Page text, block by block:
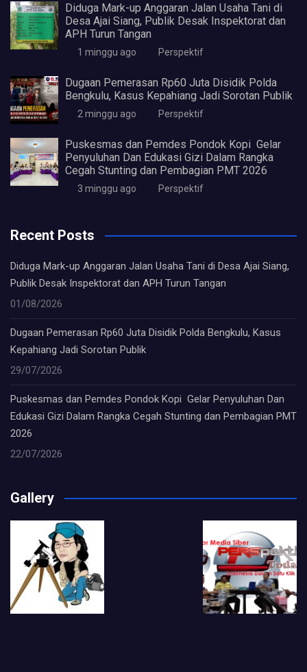
Diduga Mark-up Anggaran Jalan Usaha Tani di
Desa Ajai Siang, Publik Desak Inspektorat dan
APH Turun Tangan
1 minggu ago Perspektif
Dugaan Pemerasan Rp60 Juta Disidik Polda
Bengkulu, Kasus Kepahiang Jadi Sorotan Publik
2 minggu ago Perspektif
Puskesmas dan Pemdes Pondok Kopi Gelar
Penyuluhan Dan Edukasi Gizi Dalam Rangka
Cegah Stunting dan Pembagian PMT 2026
3 minggu ago Perspektif
Recent Posts
Diduga Mark-up Anggaran Jalan Usaha Tani di Desa Ajai Siang,
Publik Desak Inspektorat dan APH Turun Tangan
01/08/2026
Dugaan Pemerasan Rp60 Juta Disidik Polda Bengkulu, Kasus
Kepahiang Jadi Sorotan Publik
29/07/2026
Puskesmas dan Pemdes Pondok Kopi Gelar Penyuluhan Dan
Edukasi Gizi Dalam Rangka Cegah Stunting dan Pembagian PMT
2026
22/07/2026
Gallery